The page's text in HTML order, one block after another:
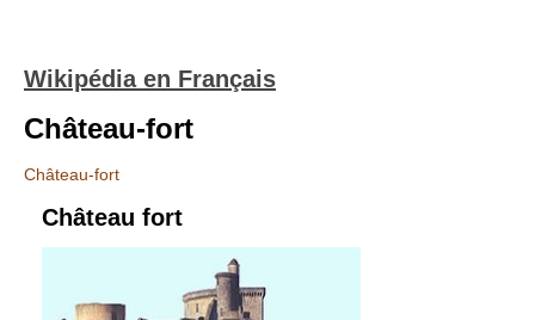
Wikipédia en Français
Château-fort
Château-fort
Château fort